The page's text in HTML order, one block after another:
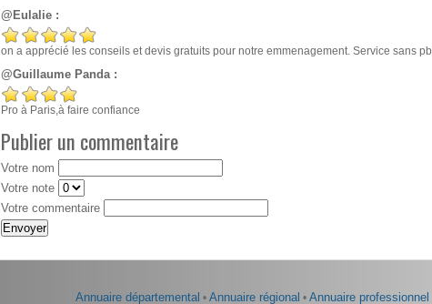
@Eulalie :
on a apprécié les conseils et devis gratuits pour notre emmenagement. Service sans pb
@Guillaume Panda :
Pro à Paris,à faire confiance
Publier un commentaire
Votre nom
Votre note
Votre commentaire
Annuaire départemental • Annuaire régional • Annuaire professionnel